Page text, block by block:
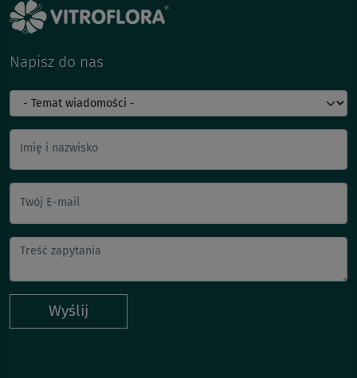
Napisz do nas
Imię i nazwisko
Twój E-mail
Wyślij